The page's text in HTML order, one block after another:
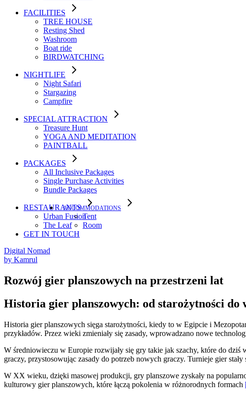
ACCOMMODATIONS
Tent
Room
FACILITIES
TREE HOUSE​
Resting Shed
Washroom
Boat ride
BIRDWATCHING
NIGHTLIFE
Night Safari
Stargazing
Campfire
SPECIAL ATTRACTION
Treasure Hunt
YOGA AND MEDITATION
PAINTBALL
PACKAGES
All Inclusive Packages
Single Purchase Activities
Bundle Packages
RESTAURANTS
Urban Fusion
The Leaf
GET IN TOUCH
Digital Nomad
by Kamrul
Rozwój gier planszowych na przestrzeni lat
Historia gier planszowych: od starożytności do
Historia gier planszowych sięga starożytności, kiedy to w Egipcie i
przykładów. Przez wieki zmieniały się zasady, wprowadzano nowe
W średniowieczu w Europie rozwijały się gry takie jak szachy, które do dziś
graczy, przystosowując zasady do potrzeb nowych graczy. Turnieje gier
W XX wieku, dzięki masowej produkcji, gry planszowe zyskały na
kulturowy gier planszowych, które łączą pokolenia w różnorodnych formach